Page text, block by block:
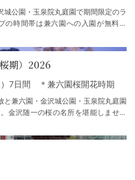
公園・玉泉院丸庭園で期間限定のラ
の時間帯は兼六園への入園が無料で
期）2026
7日間 ＊兼六園桜開花時期
兼六園・金沢城公園・玉泉院丸庭園
金沢随一の桜の名所を堪能しません